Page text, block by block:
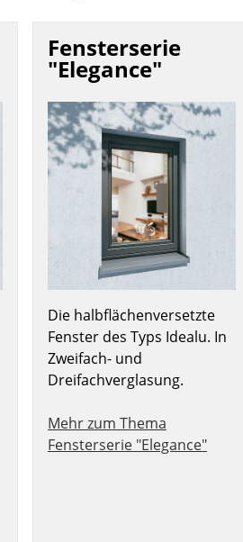
Fensterserie
"Elegance"
Die halbflächenversetzte
Fenster des Typs Idealu. In
Zweifach- und
Dreifachverglasung.
Mehr zum Thema
Fensterserie "Elegance"